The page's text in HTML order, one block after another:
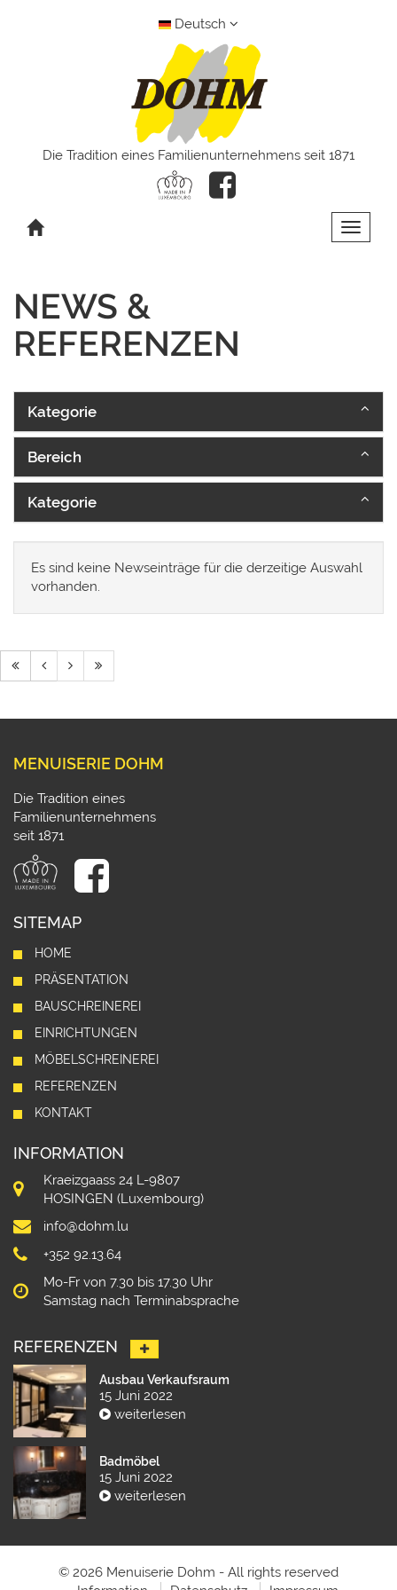
Deutsch
Die Tradition eines Familienunternehmens seit 1871
Toggle
NEWS &
REFERENZEN
Kategorie
Bereich
Kategorie
Es sind keine Newseinträge für die derzeitige Auswahl
vorhanden.
MENUISERIE DOHM
Die Tradition eines
Familienunternehmens
seit 1871
SITEMAP
HOME
PRÄSENTATION
BAUSCHREINEREI
EINRICHTUNGEN
MÖBELSCHREINEREI
REFERENZEN
KONTAKT
INFORMATION
Kraeizgaass 24 L-9807
HOSINGEN (Luxembourg)
info@dohm.lu
+352 92.13.64
Mo-Fr von 7.30 bis 17.30 Uhr
Samstag nach Terminabsprache
REFERENZEN
Ausbau Verkaufsraum
15 Juni 2022
weiterlesen
Badmöbel
15 Juni 2022
weiterlesen
© 2026 Menuiserie Dohm - All rights reserved